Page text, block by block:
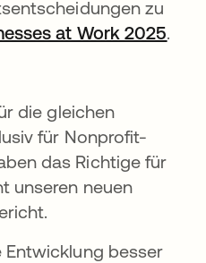
zu
at Work 2025.
die gleichen
für Nonprofit-
das Richtige für
unseren neuen
Entwicklung besser